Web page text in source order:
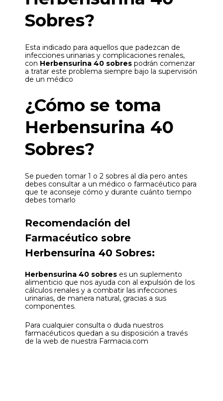
Sobres?
Esta indicado para aquellos que padezcan de
infecciones urinarias y complicaciones renales,
con Herbensurina 40 sobres podrán comenzar
a tratar este problema siempre bajo la supervisión
de un médico
¿Cómo se toma
Herbensurina 40
Sobres?
Se pueden tomar 1 o 2 sobres al día pero antes
debes consultar a un médico o farmacéutico para
que te aconseje cómo y durante cuánto tiempo
debes tomarlo
Recomendación del
Farmacéutico sobre
Herbensurina 40 Sobres:
Herbensurina 40 sobres es un suplemento
alimenticio que nos ayuda con al expulsión de los
cálculos renales y a combatir las infecciones
urinarias, de manera natural, gracias a sus
componentes.
Para cualquier consulta o duda nuestros
farmacéuticos quedan a su disposición a través
de la web de nuestra Farmacia.com